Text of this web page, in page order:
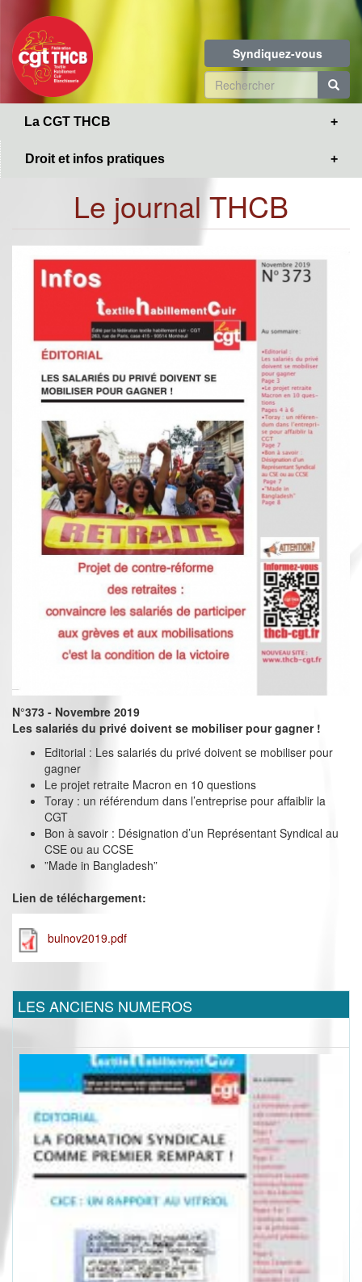
contenu
principal
Syndiquez-vous
Formulaire
de
La CGT THCB
Droit et infos pratiques
Le journal THCB
N°373 - Novembre 2019
Les salariés du privé doivent se mobiliser pour gagner !
Editorial : Les salariés du privé doivent se mobiliser pour
gagner
Le projet retraite Macron en 10 questions
Toray : un référendum dans l’entreprise pour affaiblir la
CGT
Bon à savoir : Désignation d’un Représentant Syndical au
CSE ou au CCSE
”Made in Bangladesh”
Lien de téléchargement:
bulnov2019.pdf
LES ANCIENS NUMEROS